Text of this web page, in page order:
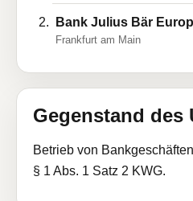
Bank Julius Bär
Frankfurt am Main
Gegenstand des
Betrieb von
§ 1 Abs. 1 Satz 2 KWG.